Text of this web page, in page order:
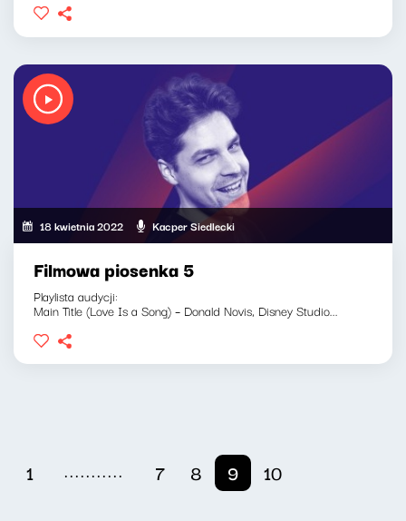
18 kwietnia 2022 Kacper Siedlecki
Filmowa piosenka 5
Playlista audycji:
Main Title (Love Is a Song) – Donald Novis, Disney Studio...
1 ........... 7 8 9 10